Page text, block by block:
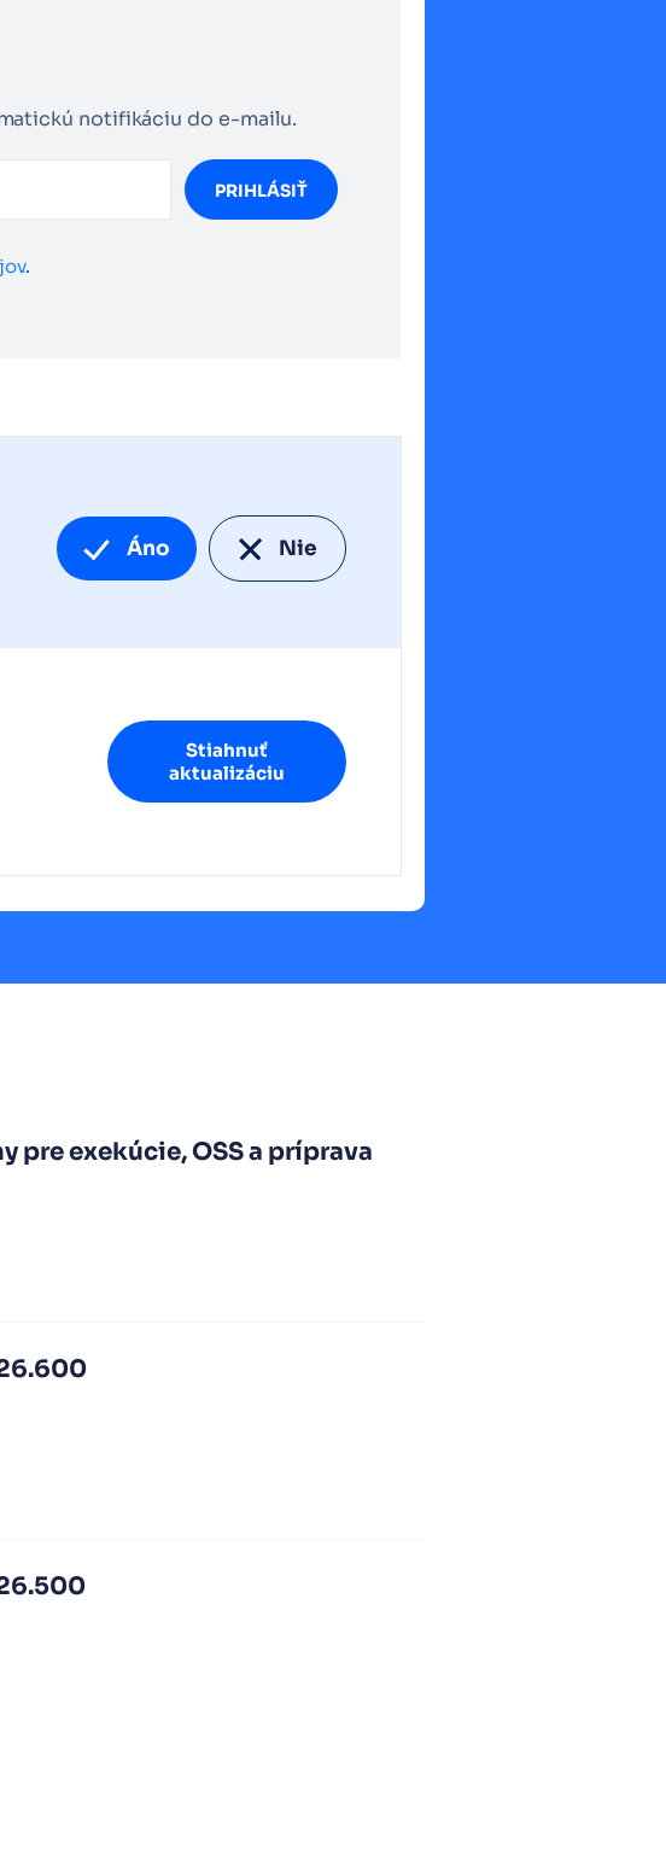
notifikáciu do e-mailu.
PRIHLÁSIŤ
.
Áno Nie
Stiahnuť
aktualizáciu
pre exekúcie, OSS a príprava